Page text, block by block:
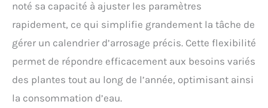
les arrosages inutiles
pendant les périodes de
noté sa capacité à ajuster les paramètres
rapidement, ce qui simplifie grandement la tâche de
gérer un calendrier d’arrosage précis. Cette flexibilité
permet de répondre efficacement aux besoins variés
des plantes tout au long de l’année, optimisant ainsi
la consommation d’eau.